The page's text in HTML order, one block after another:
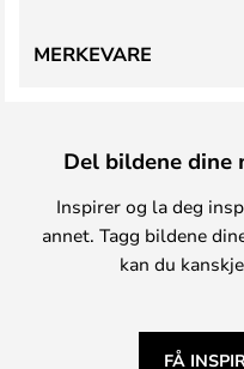
MERKEVARE
Del bildene dine
Inspirer og la deg
annet. Tagg bildene
kan du
FÅ